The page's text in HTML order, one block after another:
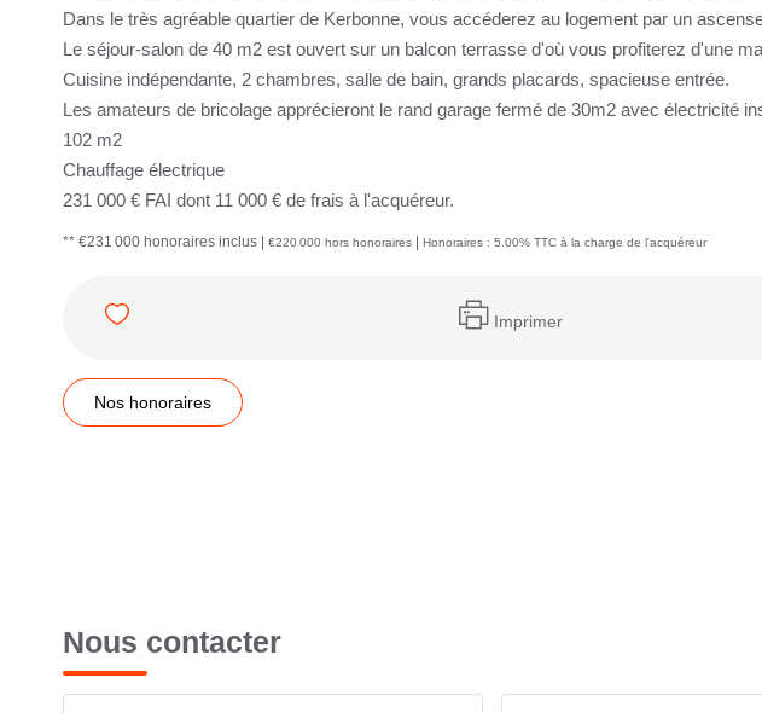
Dans le très agréable quartier de Kerbonne, vous accéderez au logement par un
Le séjour-salon de 40 m2 est ouvert sur un balcon terrasse d'où vous profiterez d'une
Cuisine indépendante, 2 chambres, salle de bain, grands placards, spacieuse entrée.
Les amateurs de bricolage apprécieront le rand garage fermé de 30m2 avec électricité
102 m2
Chauffage électrique
231 000 € FAI dont 11 000 € de frais à l'acquéreur.
** €231 000 honoraires inclus €220 000 hors honoraires Honoraires : 5.00% TTC à la charge de l'acquéreur
Imprimer
Nos honoraires
Nous contacter